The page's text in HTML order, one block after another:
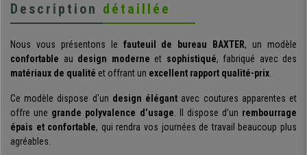
Description détaillée
Nous vous présentons le fauteuil de bureau BAXTER, un modèle
confortable au design moderne et sophistiqué, fabriqué avec des
matériaux de qualité et offrant un excellent rapport qualité-prix.
Ce modèle dispose d'un design élégant avec coutures apparentes et
offre une grande polyvalence d’usage. Il dispose d’un rembourrage
épais et confortable, qui rendra vos journées de travail beaucoup plus
agréables.